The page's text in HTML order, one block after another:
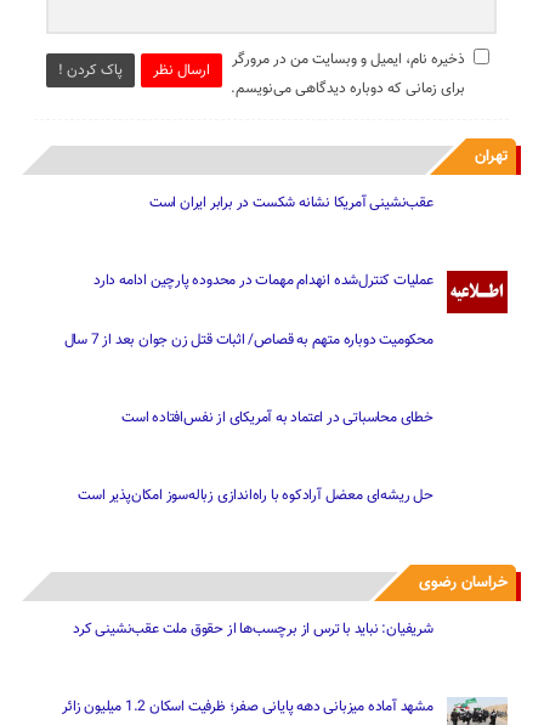
ارسال نظر پاک کردن !
ذخیره نام، ایمیل و وبسایت من در مرورگر
برای زمانی که دوباره دیدگاهی می‌نویسم.
تهران
عقب‌نشینی آمریکا نشانه شکست در برابر ایران است
شریفیان: نباید با ترس از برچسب‌ها از حقوق ملت عقب‌نشینی کرد
اجرای 66 هزار واحد نهضت ملی مسکن در خراسان رضوی